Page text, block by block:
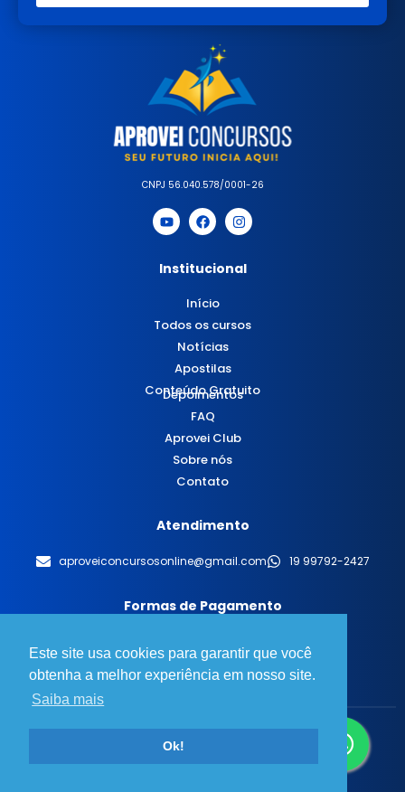
Este site usa cookies para garantir que você
obtenha a melhor experiência em nosso site.
Saiba mais
Ok!
CNPJ 56.040.578/0001-26
Institucional
Início
Todos os cursos
Notícias
Apostilas
Conteúdo Gratuito
Depoimentos
FAQ
Aprovei Club
Sobre nós
Contato
Atendimento
aproveiconcursosonline@gmail.com 19 99792-2427
Formas de Pagamento
© 2025 Aprovei Concursos - Todos os direitos reservados.
Desenvolvido porBT Design